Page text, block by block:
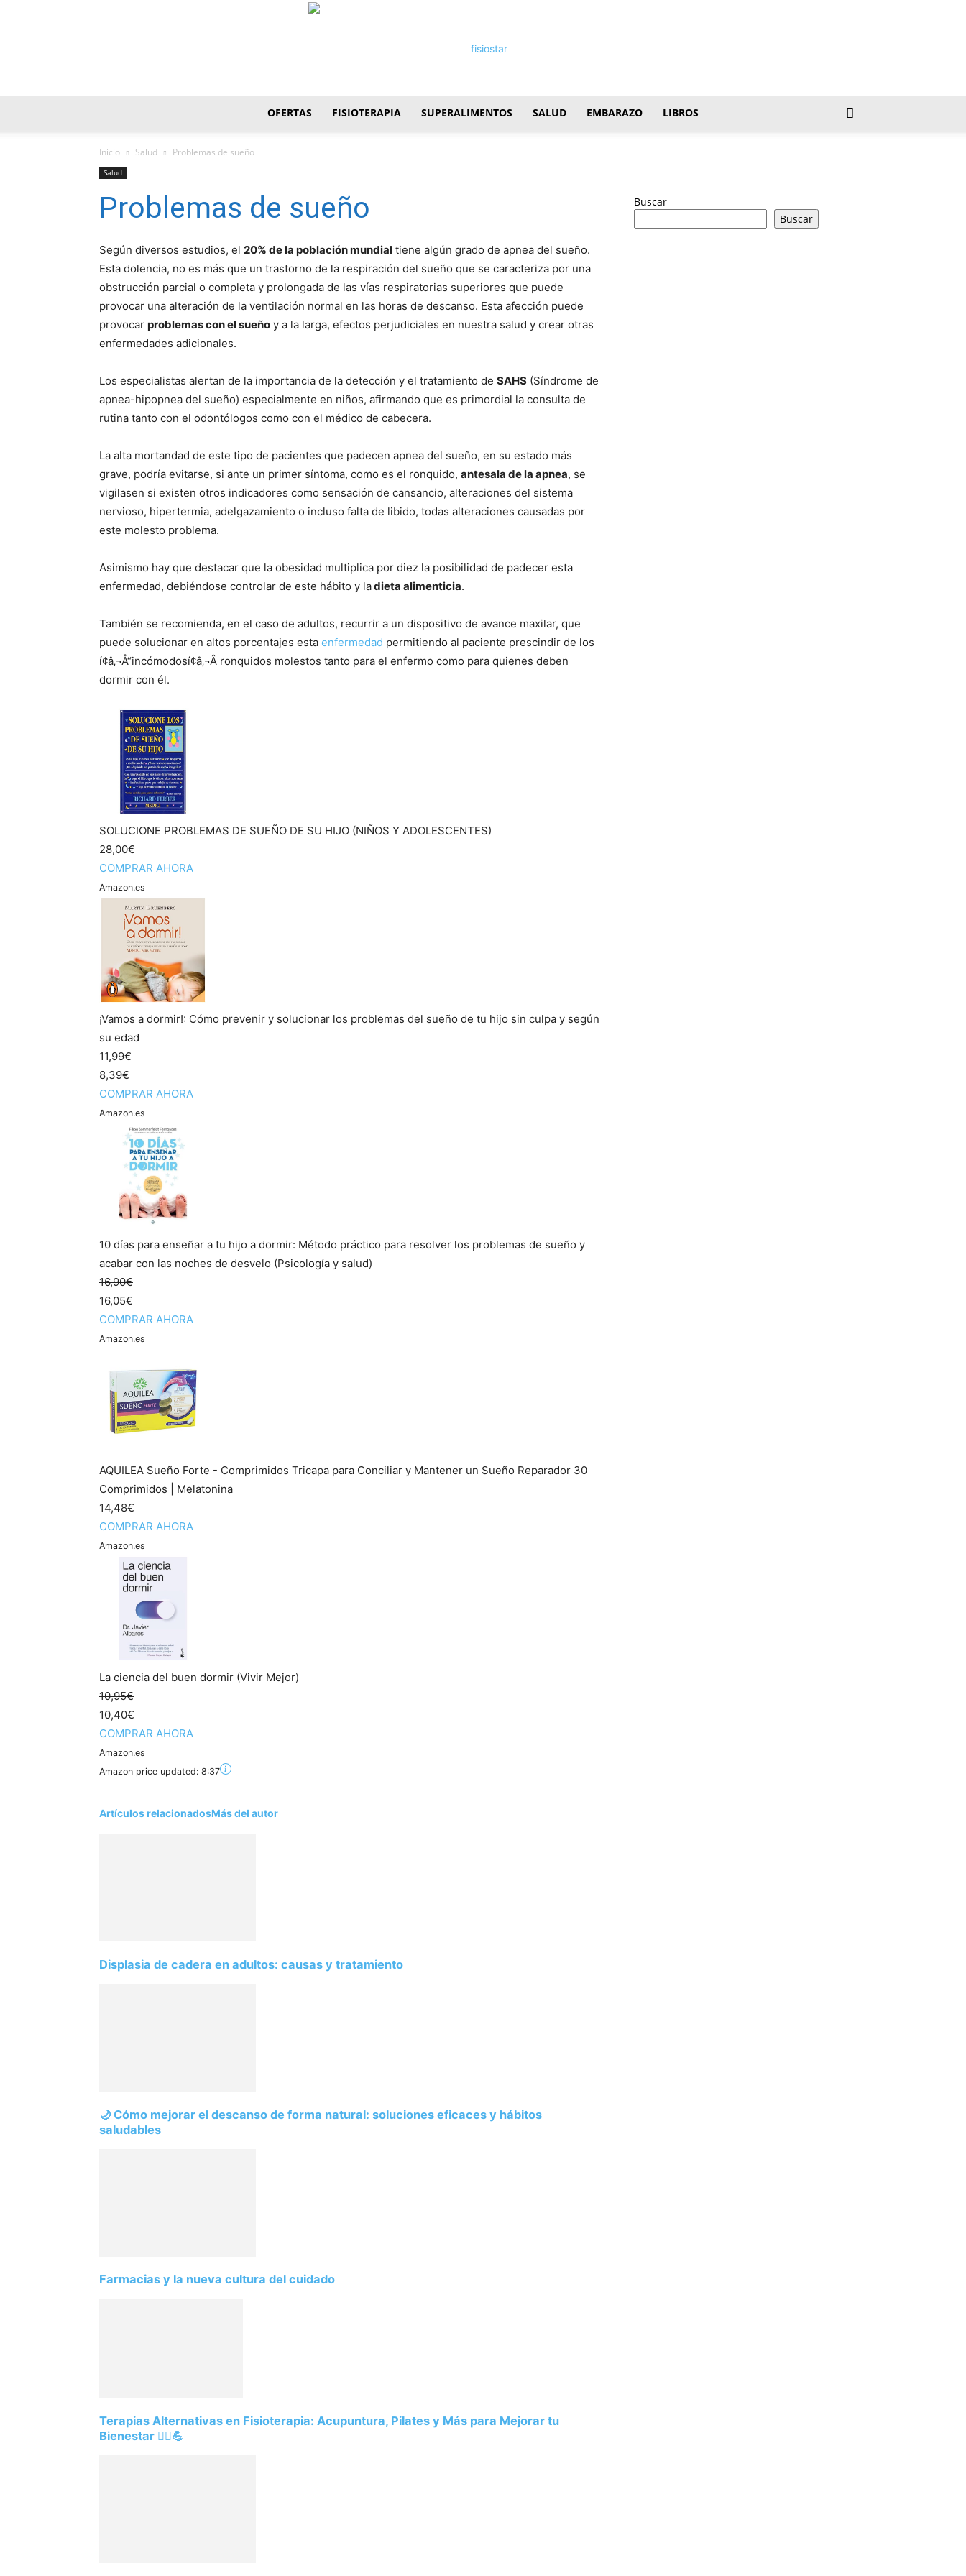
OFERTAS FISIOTERAPIA SUPERALIMENTOS SALUD EMBARAZO LIBROS
Inicio Salud Problemas de sueño
Salud
Problemas de sueño
Según diversos estudios, el 20% de la población mundial tiene algún grado de apnea del sueño.
Esta dolencia, no es más que un trastorno de la respiración del sueño que se caracteriza por una
obstrucción parcial o completa y prolongada de las ví­as respiratorias superiores que puede
provocar una alteración de la ventilación normal en las horas de descanso. Esta afección puede
provocar problemas con el sueño y a la larga, efectos perjudiciales en nuestra salud y crear otras
enfermedades adicionales.
Los especialistas alertan de la importancia de la detección y el tratamiento de SAHS (Sí­ndrome de
apnea-hipopnea del sueño) especialmente en niños, afirmando que es primordial la consulta de
rutina tanto con el odontólogos como con el médico de cabecera.
La alta mortandad de este tipo de pacientes que padecen apnea del sueño, en su estado más
grave, podrí­a evitarse, si ante un primer sí­ntoma, como es el ronquido, antesala de la apnea, se
vigilasen si existen otros indicadores como sensación de cansancio, alteraciones del sistema
nervioso, hipertermia, adelgazamiento o incluso falta de libido, todas alteraciones causadas por
este molesto problema.
Asimismo hay que destacar que la obesidad multiplica por diez la posibilidad de padecer esta
enfermedad, debiéndose controlar de este hábito y ladieta alimenticia.
También se recomienda, en el caso de adultos, recurrir a un dispositivo de avance maxilar, que
puede solucionar en altos porcentajes esta enfermedad permitiendo al paciente prescindir de los
í¢â‚¬Å“incómodosí¢â‚¬Â ronquidos molestos tanto para el enfermo como para quienes deben
dormir con él.
SOLUCIONE PROBLEMAS DE SUEÑO DE SU HIJO (NIÑOS Y ADOLESCENTES)
28,00€
COMPRAR AHORA
Amazon.es
¡Vamos a dormir!: Cómo prevenir y solucionar los problemas del sueño de tu hijo sin culpa y según
su edad
11,99€
8,39€
COMPRAR AHORA
Amazon.es
10 días para enseñar a tu hijo a dormir: Método práctico para resolver los problemas de sueño y
acabar con las noches de desvelo (Psicología y salud)
16,90€
16,05€
COMPRAR AHORA
Amazon.es
AQUILEA Sueño Forte - Comprimidos Tricapa para Conciliar y Mantener un Sueño Reparador 30
Comprimidos | Melatonina
14,48€
COMPRAR AHORA
Amazon.es
La ciencia del buen dormir (Vivir Mejor)
10,95€
10,40€
COMPRAR AHORA
Amazon.es
Amazon price updated: 8:37
Artículos relacionadosMás del autor
Displasia de cadera en adultos: causas y tratamiento
🌙 Cómo mejorar el descanso de forma natural: soluciones eficaces y hábitos
saludables
Farmacias y la nueva cultura del cuidado
Terapias Alternativas en Fisioterapia: Acupuntura, Pilates y Más para Mejorar tu
Bienestar 💆‍♂️💪
Buscar
Buscar